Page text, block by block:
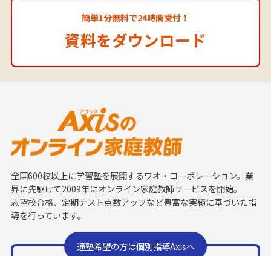
簡単1分無料で24時間受付！
資料をダウンロード
全国600校以上に学習塾を展開するワオ・コーポレーション。業
界に先駆けて2009年にオンライン家庭教師サービスを開始。
志望校合格、定期テスト点数アップなど豊富な実績に基づいた指
導を行っています。
通塾希望の方は個別指導Axisへ